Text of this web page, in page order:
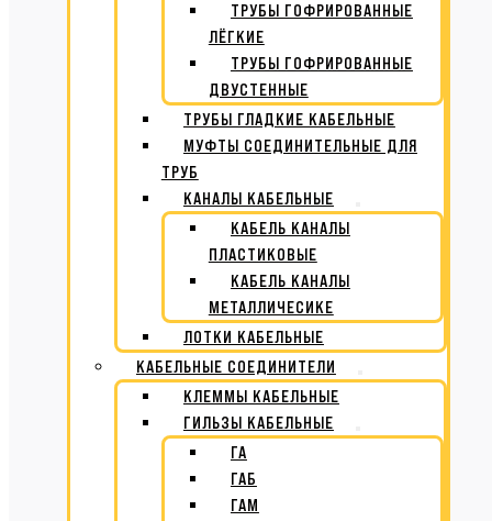
ТРУБЫ ГОФРИРОВАННЫЕ
ЛЁГКИЕ
ТРУБЫ ГОФРИРОВАННЫЕ
ДВУСТЕННЫЕ
ТРУБЫ ГЛАДКИЕ КАБЕЛЬНЫЕ
МУФТЫ СОЕДИНИТЕЛЬНЫЕ ДЛЯ
ТРУБ
КАНАЛЫ КАБЕЛЬНЫЕ
КАБЕЛЬ КАНАЛЫ
ПЛАСТИКОВЫЕ
КАБЕЛЬ КАНАЛЫ
МЕТАЛЛИЧЕСИКЕ
ЛОТКИ КАБЕЛЬНЫЕ
КАБЕЛЬНЫЕ СОЕДИНИТЕЛИ
КЛЕММЫ КАБЕЛЬНЫЕ
ГИЛЬЗЫ КАБЕЛЬНЫЕ
ГА
ГАБ
ГАМ